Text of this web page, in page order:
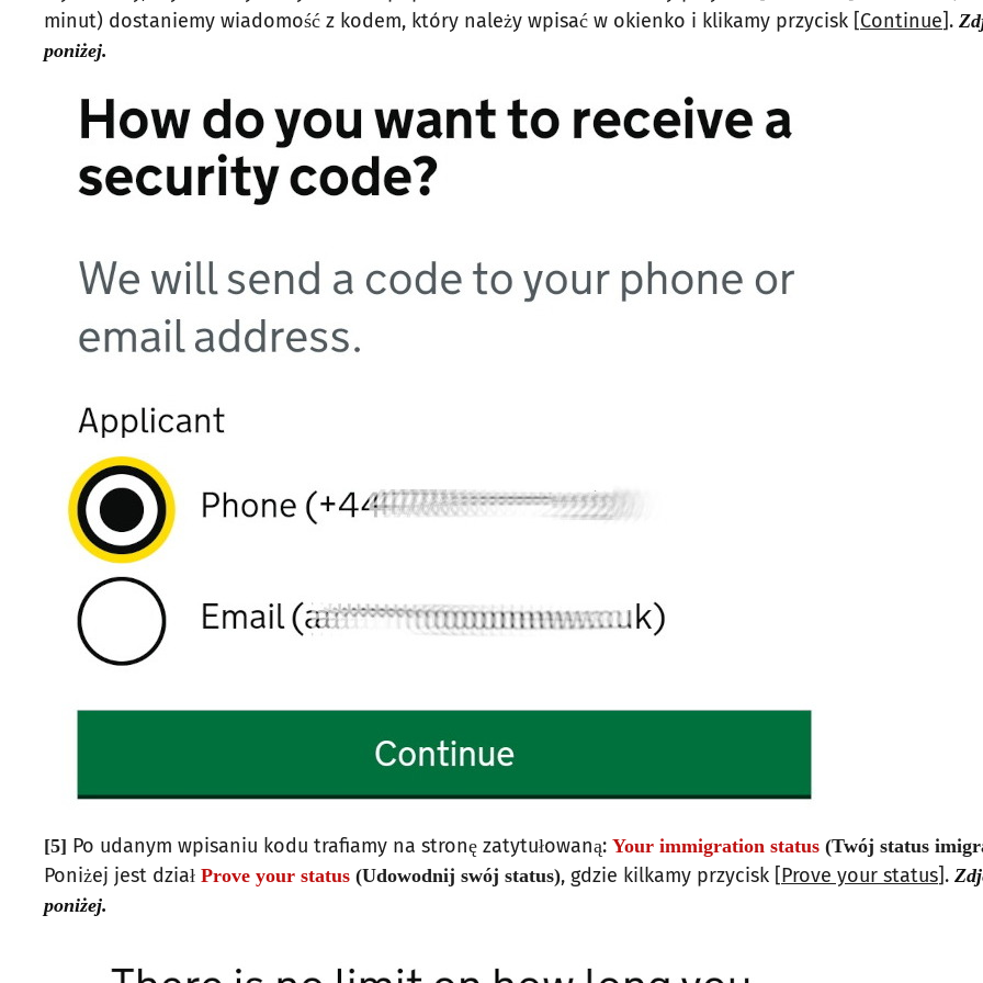
minut) dostaniemy wiadomość z kodem, który należy wpisać w okienko i klikamy przycisk [Continue].
poniżej.
[5] Po udanym wpisaniu kodu trafiamy na stronę zatytułowaną: Your immigration status (Twój status
Poniżej jest dział Prove your status (Udowodnij swój status), gdzie kilkamy przycisk [Prove your status].
poniżej.